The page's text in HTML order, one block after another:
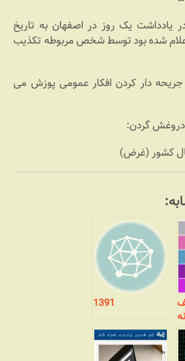
یادداشت یک روز در اصفهان به تاریخ
28 دی 81 اعلام شده بود توسط شخص مربوطه تکذیب
جریحه دار کردن افکار عمومی پوزش می
گردن:
کشور (غرض)
1391